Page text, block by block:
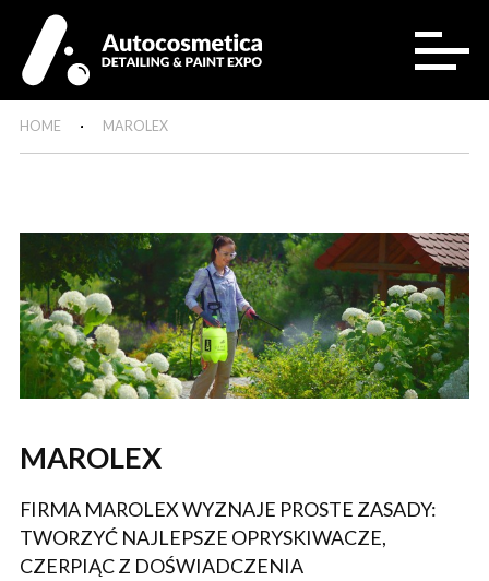
HOME MAROLEX
MAROLEX
FIRMA MAROLEX WYZNAJE PROSTE ZASADY:
TWORZYĆ NAJLEPSZE OPRYSKIWACZE,
CZERPIĄC Z DOŚWIADCZENIA